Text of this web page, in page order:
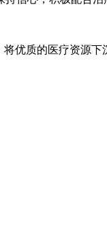
优质的医疗资源下